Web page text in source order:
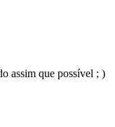
assim que possível ; )